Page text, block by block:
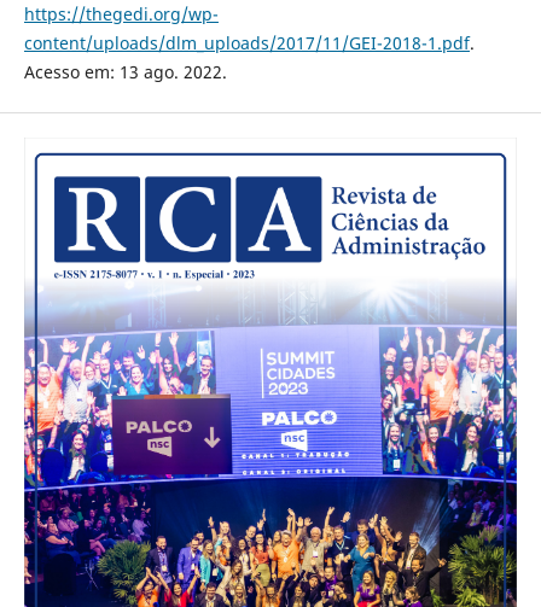
https://thegedi.org/wp-
content/uploads/dlm_uploads/2017/11/GEI-2018-1.pdf.
Acesso em: 13 ago. 2022.